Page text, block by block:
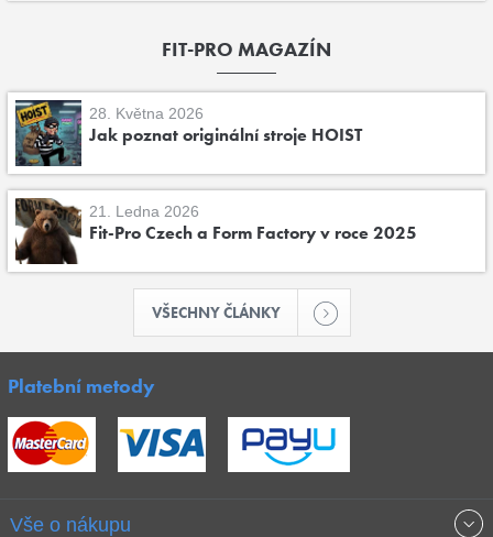
FIT-PRO MAGAZÍN
28. Května 2026
Jak poznat originální stroje HOIST
21. Ledna 2026
Fit-Pro Czech a Form Factory v roce 2025
VŠECHNY ČLÁNKY
Platební metody
Vše o nákupu